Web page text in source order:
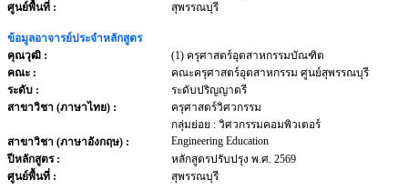
ศูนย์พื้นที่ :
สุพรรณบุรี
ข้อมูลอาจารย์ประจำหลักสูตร
คุณวุฒิ :
(1) ครุศาสตร์อุตสาหกรรมบัณฑิต
คณะ :
คณะครุศาสตร์อุตสาหกรรม ศูนย์สุพรรณบุรี
ระดับ :
ระดับปริญญาตรี
สาขาวิชา (ภาษาไทย) :
ครุศาสตร์วิศวกรรม
กลุ่มย่อย : วิศวกรรมคอมพิวเตอร์
สาขาวิชา (ภาษาอังกฤษ) :
Engineering Education
ปีหลักสูตร :
หลักสูตรปรับปรุง พ.ศ. 2569
ศูนย์พื้นที่ :
สุพรรณบุรี